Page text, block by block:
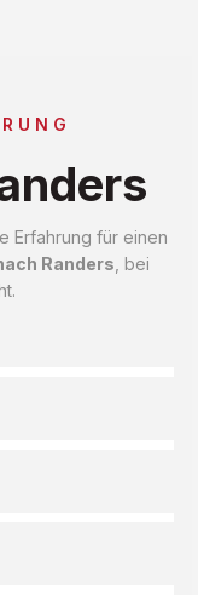
Erfahrung für einen
Randers , bei